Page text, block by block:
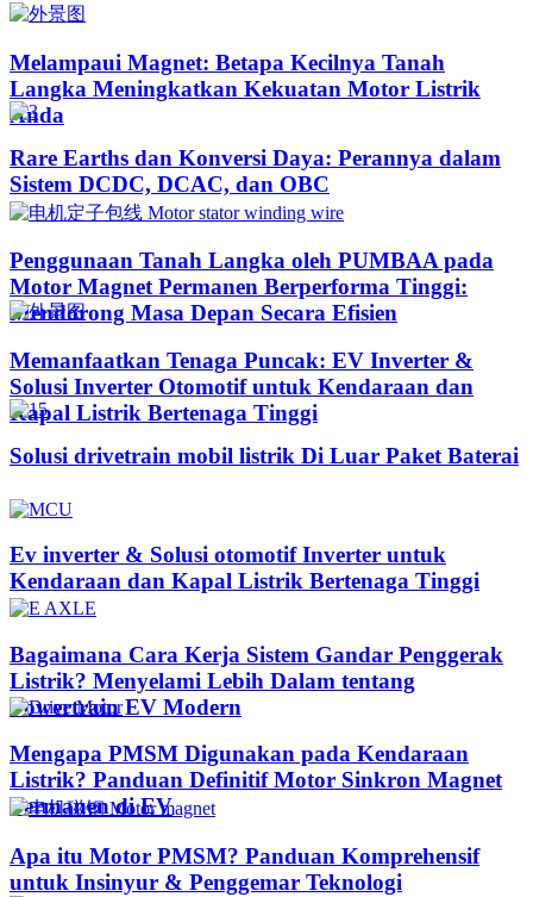
Melampaui Magnet: Betapa Kecilnya Tanah
Langka Meningkatkan Kekuatan Motor Listrik
Anda
Rare Earths dan Konversi Daya: Perannya dalam
Sistem DCDC, DCAC, dan OBC
Penggunaan Tanah Langka oleh PUMBAA pada
Motor Magnet Permanen Berperforma Tinggi:
Mendorong Masa Depan Secara Efisien
Memanfaatkan Tenaga Puncak: EV Inverter &
Solusi Inverter Otomotif untuk Kendaraan dan
Kapal Listrik Bertenaga Tinggi​
Solusi drivetrain mobil listrik Di Luar Paket Baterai
Ev inverter & Solusi otomotif Inverter untuk
Kendaraan dan Kapal Listrik Bertenaga Tinggi
Bagaimana Cara Kerja Sistem Gandar Penggerak
Listrik? Menyelami Lebih Dalam tentang
Powertrain EV Modern
Mengapa PMSM Digunakan pada Kendaraan
Listrik? Panduan Definitif Motor Sinkron Magnet
Permanen di EV
Apa itu Motor PMSM? Panduan Komprehensif
untuk Insinyur & Penggemar Teknologi